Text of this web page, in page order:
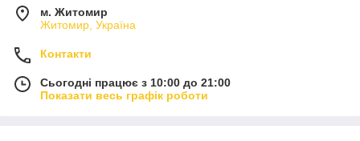
м. Житомир
Житомир, Україна
Контакти
Сьогодні працює з 10:00 до 21:00
Показати весь графік роботи